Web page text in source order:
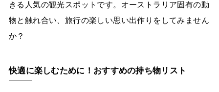
きる人気の観光スポットです。オーストラリア固有の動
物と触れ合い、旅行の楽しい思い出作りをしてみません
か？
快適に楽しむために！おすすめの持ち物リスト